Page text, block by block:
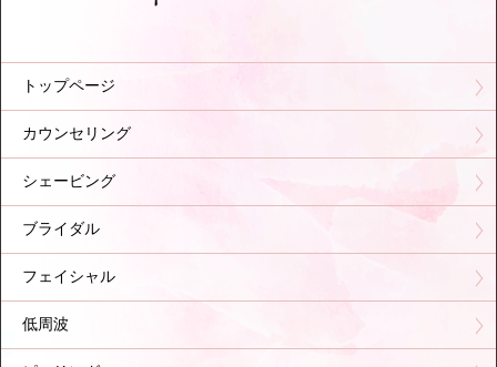
トップページ
カウンセリング
シェービング
ブライダル
フェイシャル
低周波